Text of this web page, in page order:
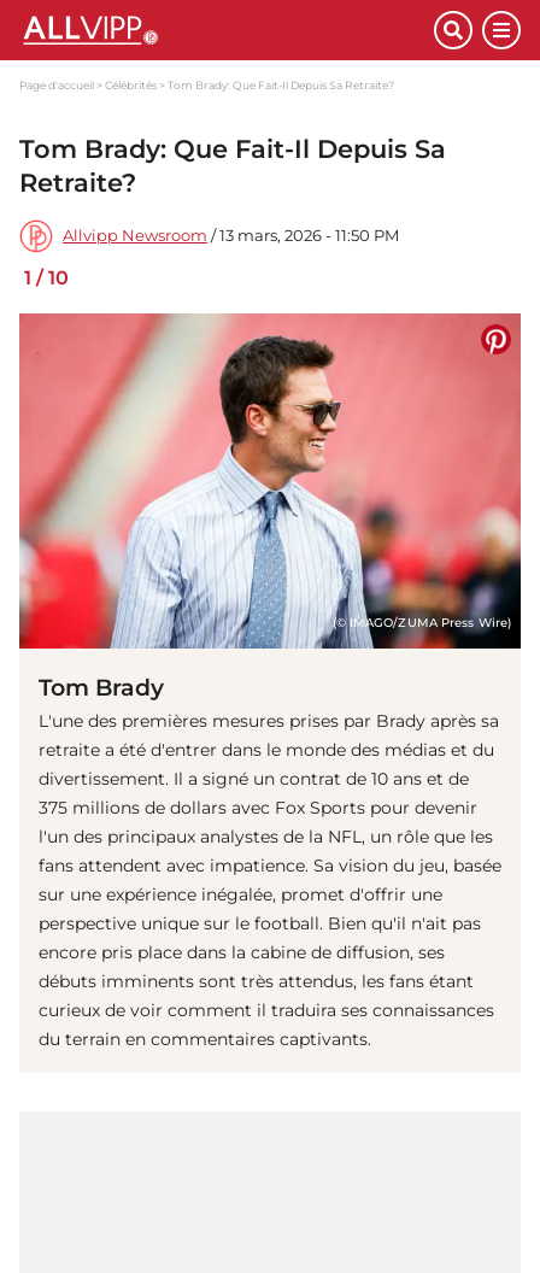
Page d'accueil Célébrités Tom Brady: Que Fait-Il Depuis Sa Retraite?
Tom Brady: Que Fait-Il Depuis Sa
Retraite?
Allvipp Newsroom / 13 mars, 2026 - 11:50 PM
1 /10
(© IMAGO/ZUMA Press Wire)
Tom Brady
L'une des premières mesures prises par Brady après sa
retraite a été d'entrer dans le monde des médias et du
divertissement. Il a signé un contrat de 10 ans et de
375 millions de dollars avec Fox Sports pour devenir
l'un des principaux analystes de la NFL, un rôle que les
fans attendent avec impatience. Sa vision du jeu, basée
sur une expérience inégalée, promet d'offrir une
perspective unique sur le football. Bien qu'il n'ait pas
encore pris place dans la cabine de diffusion, ses
débuts imminents sont très attendus, les fans étant
curieux de voir comment il traduira ses connaissances
du terrain en commentaires captivants.